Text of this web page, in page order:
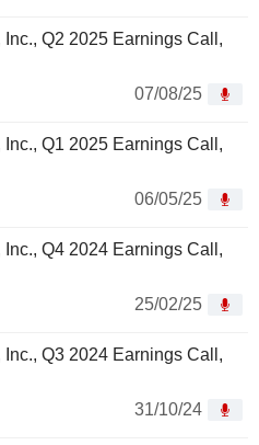
Q2 2025 Earnings Call,
07/08/25
Q1 2025 Earnings Call,
06/05/25
Q4 2024 Earnings Call,
25/02/25
Q3 2024 Earnings Call,
31/10/24